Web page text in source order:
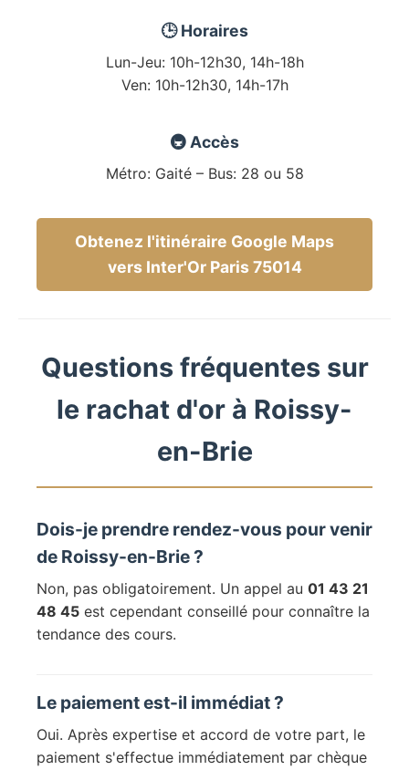
🕒 Horaires
Lun-Jeu: 10h-12h30, 14h-18h
Ven: 10h-12h30, 14h-17h
🚇 Accès
Métro: Gaité – Bus: 28 ou 58
Obtenez l'itinéraire Google Maps
vers Inter'Or Paris 75014
Questions fréquentes sur
le rachat d'or à Roissy-
en-Brie
Dois-je prendre rendez-vous pour venir
de Roissy-en-Brie ?
Non, pas obligatoirement. Un appel au 01 43 21
48 45 est cependant conseillé pour connaître la
tendance des cours.
Le paiement est-il immédiat ?
Oui. Après expertise et accord de votre part, le
paiement s'effectue immédiatement par chèque